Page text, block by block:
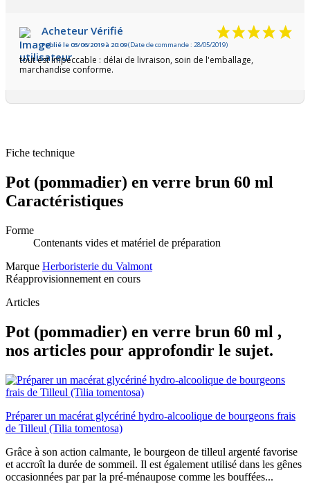
Acheteur Vérifié
Publié le 03/06/2019 à 20:09(Date de commande : 28/05/2019)
tout est impeccable : délai de livraison, soin de l'emballage,
marchandise conforme.
Fiche technique
Pot (pommadier) en verre brun 60 ml
Caractéristiques
Forme
Contenants vides et matériel de préparation
Marque Herboristerie du Valmont
Réapprovisionnement en cours
Articles
Pot (pommadier) en verre brun 60 ml ,
nos articles pour approfondir le sujet.
Préparer un macérat glycériné hydro-alcoolique de bourgeons frais
de Tilleul (Tilia tomentosa)
Grâce à son action calmante, le bourgeon de tilleul argenté favorise
et accroît la durée de sommeil. Il est également utilisé dans les gênes
occasionnées par par la pré-ménaupose comme les bouffées...